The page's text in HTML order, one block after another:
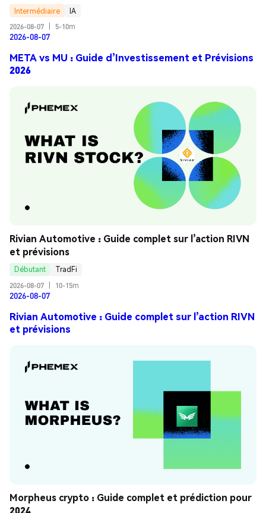
Intermédiaire
IA
2026-08-07
5-10m
2026-08-07
META vs MU : Guide d’Investissement et Prévisions
2026
Rivian Automotive : Guide complet sur l’action RIVN
et prévisions
Débutant
TradFi
2026-08-07
10-15m
2026-08-07
Rivian Automotive : Guide complet sur l’action RIVN
et prévisions
Morpheus crypto : Guide complet et prédiction pour
2024